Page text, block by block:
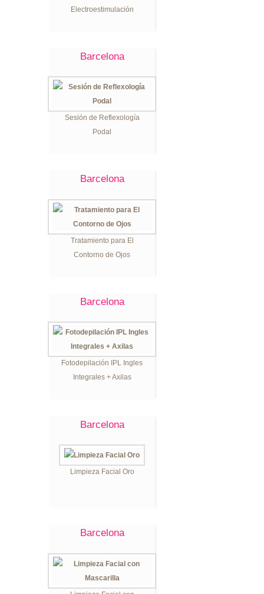
Electroestimulación
Barcelona
Sesión de Reflexología
Podal
Barcelona
Tratamiento para El
Contorno de Ojos
Barcelona
Fotodepilación IPL Ingles
Integrales + Axilas
Barcelona
Limpieza Facial Oro
Barcelona